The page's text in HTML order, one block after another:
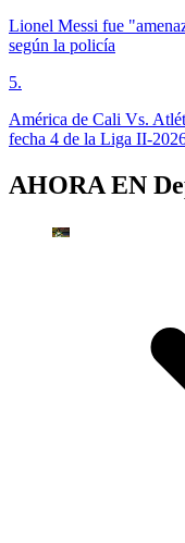
Lionel Messi fue
según la policía
5.
América de Cali Vs.
fecha 4 de la Liga II-
AHORA EN